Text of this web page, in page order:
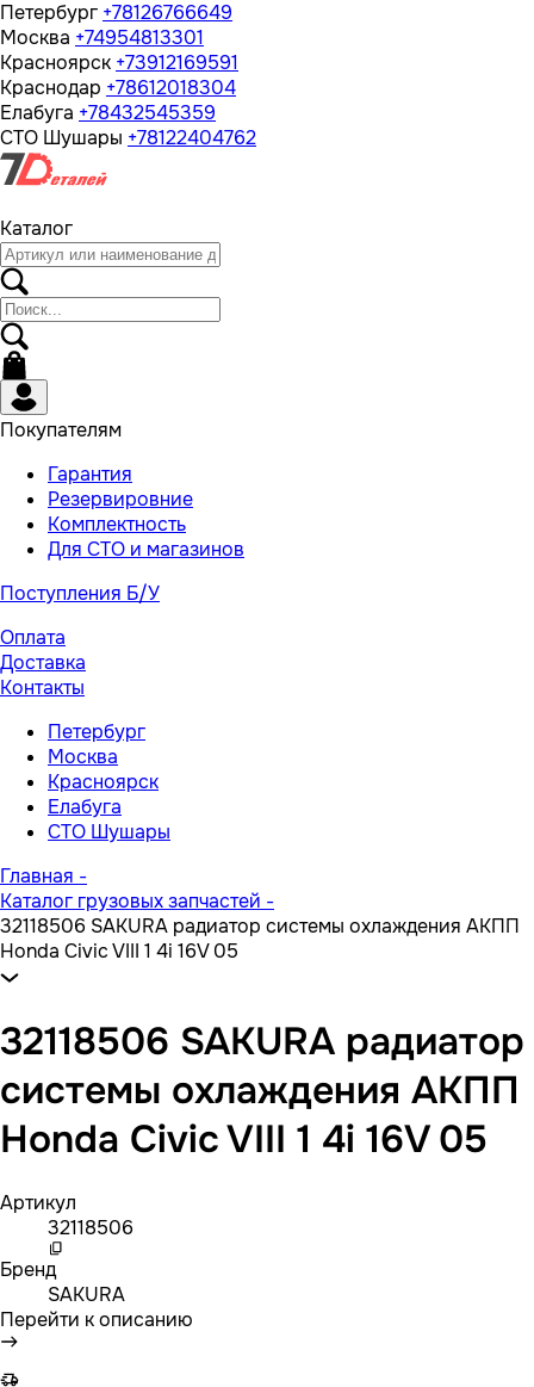
Петербург +78126766649
Москва +74954813301
Красноярск +73912169591
Краснодар +78612018304
Елабуга +78432545359
СТО Шушары +78122404762
Каталог
Покупателям
Гарантия
Резервировние
Комплектность
Для СТО и магазинов
Поступления Б/У
Оплата
Доставка
Контакты
Петербург
Москва
Красноярск
Елабуга
СТО Шушары
Главная -
Каталог грузовых запчастей -
32118506 SAKURA радиатор системы охлаждения АКПП
Honda Civic VIII 1 4i 16V 05
32118506 SAKURA радиатор
системы охлаждения АКПП
Honda Civic VIII 1 4i 16V 05
Артикул
32118506
Бренд
SAKURA
Перейти к описанию